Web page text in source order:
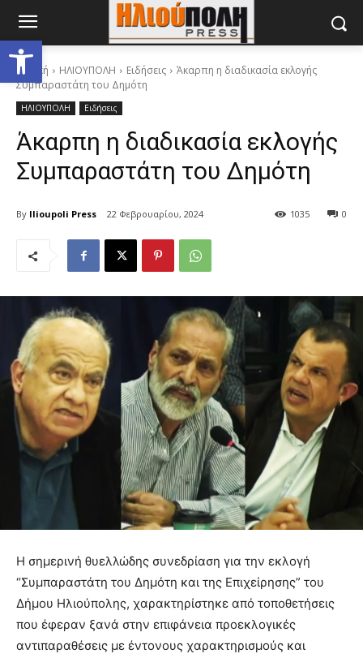
Ανοίξτε τη γραμμή εργαλείων
Αρχική ΗΛΙΟΥΠΟΛΗ Ειδήσεις
Άκαρπη η διαδικασία εκλογής
Συμπαραστάτη του Δημότη
ΗΛΙΟΥΠΟΛΗ Ειδήσεις
Άκαρπη η διαδικασία εκλογής
Συμπαραστάτη του Δημότη
By Ilioupoli Press 22 Φεβρουαρίου, 2024 0
1035
Η σημερινή θυελλώδης συνεδρίαση για την εκλογή
“Συμπαραστάτη του Δημότη και της Επιχείρησης” του
Δήμου Ηλιούπολης, χαρακτηρίστηκε από τοποθετήσεις
που έφεραν ξανά στην επιφάνεια προεκλογικές
αντιπαραθέσεις με έντονους χαρακτηρισμούς και